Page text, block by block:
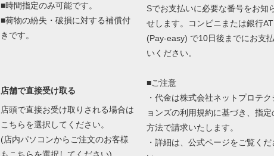
■時間指定のみ可能です。
■荷物の紛失・破損に対する補償付
きです。
店舗で直接受け取る
店頭で直接お受け取りされる場合は
こちらを選択してください。
(店内パソコンからご注文のお客様
Sでお支払いに必要な番号をお知
せします。コンビニまたは銀行
(Pay-easy) で10日後までにお支払
いください。
■ご注意
・代金は株式会社ネットプロテク
ョンズの利用規約に基づき、指定
方法で請求いたします。
・詳細は、 公式ページをご覧くだ